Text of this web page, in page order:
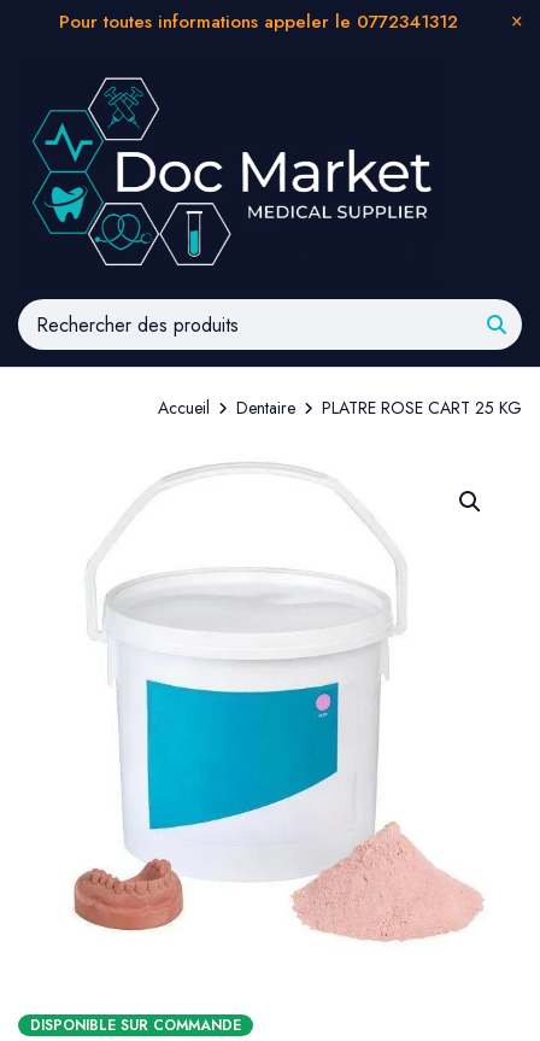
Pour toutes informations appeler le 0772341312
Accueil Dentaire PLATRE ROSE CART 25 KG
DISPONIBLE SUR COMMANDE